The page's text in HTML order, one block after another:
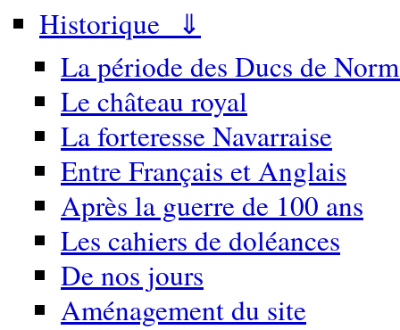
Historique ⇓
La période des Ducs de
Le château royal
La forteresse Navarraise
Entre Français et Anglais
Après la guerre de 100 ans
Les cahiers de doléances
De nos jours
Aménagement du site